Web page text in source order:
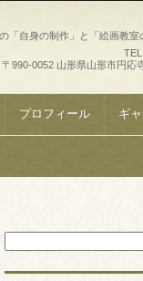
「自身の制作」と「絵画教室
TEL.
〒990-0052 山形県山形市円応
プロフィール ギ